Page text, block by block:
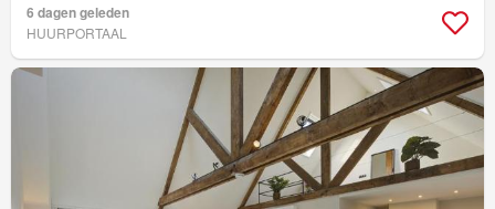
6 dagen geleden
HUURPORTAAL